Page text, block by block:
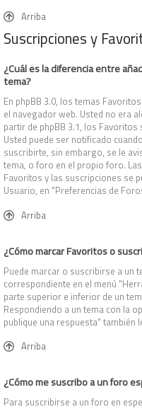
Arriba
Suscripciones y
¿Cuál es la diferencia entre
tema?
En phpBB 3.0, los temas
el navegador web. Usted no era
partir de phpBB 3.1, los
Usted puede ser notificado
suscribirte, sin embargo, se le
tema, o foro en el propio foro.
Favoritos y las suscripciones se
Usuario, en "Preferencias de
Arriba
¿Cómo marcar Favoritos o
Puede marcar o suscribirse a un
correspondiente en el menú
parte superior e inferior de un
Respondiendo a un tema con la
publique una respuesta" también
Arriba
¿Cómo me suscribo a un foro
Para suscribirse a un foro en